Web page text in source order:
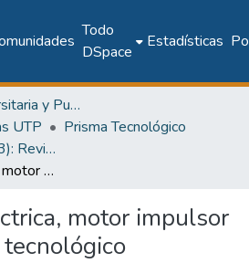
Todo
DSpace
Estadísticas
Editorial Universitaria y Publicaciones Seriadas
UTP
Prisma Tecnológico
Vol. 4, Núm. 1 (2013): Revista Prisma Tecnológico
La energía eléctrica, motor impulsor del desarrollo tecnológico
motor impulsor